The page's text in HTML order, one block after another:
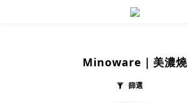
Minoware｜美濃燒
篩選